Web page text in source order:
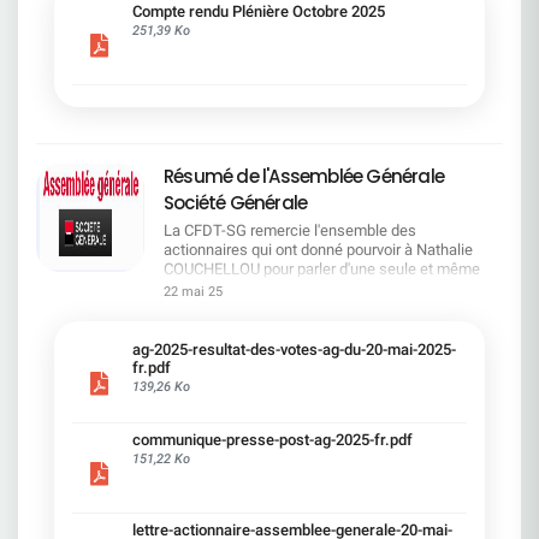
cadre du dialogue social.Bonne lecture !
Compte rendu Plénière Octobre 2025
251,39 Ko
Résumé de l'Assemblée Générale
Société Générale
La CFDT-SG remercie l'ensemble des
actionnaires qui ont donné pourvoir à Nathalie
COUCHELLOU pour parler d'une seule et même
voix.L'assemblée Générale s'est ouverte avec 4
souligné la forte amélioration en 2024 de tous les
facteurs financiers et le premier trimestre 2025
encourageant.Le Directeur Général, Slawomir
solide. Etre une banque simple et intégrée. Etre
une banque efficace. Etre une banque rentable. Le
22 mai 25
ag-2025-resultat-des-votes-ag-du-20-mai-2025-
fr.pdf
139,26 Ko
communique-presse-post-ag-2025-fr.pdf
151,22 Ko
lettre-actionnaire-assemblee-generale-20-mai-